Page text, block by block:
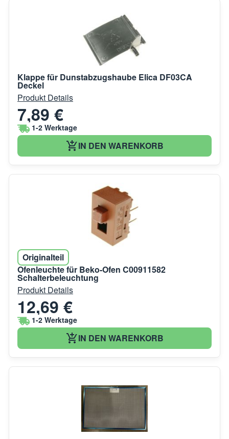
Klappe für Dunstabzugshaube Elica DF03CA
Deckel
Produkt Details
7,89 €
1-2 Werktage
IN DEN WARENKORB
Originalteil
Ofenleuchte für Beko-Ofen C00911582
Schalterbeleuchtung
Produkt Details
12,69 €
1-2 Werktage
IN DEN WARENKORB